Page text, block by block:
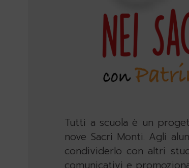
Tutti a scuola è un
nove Sacri Monti. Agli
condividerlo con altri